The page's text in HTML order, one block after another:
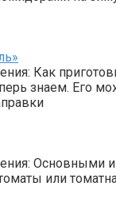
Как
знаем. Его
Основными
или